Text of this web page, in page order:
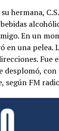
hermana,
En un
en una pelea.
Fue
desplomó, con
según FM